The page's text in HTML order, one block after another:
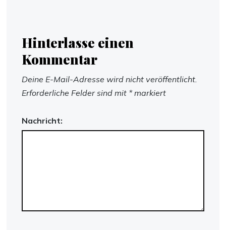
Hinterlasse einen
Kommentar
Deine E-Mail-Adresse wird nicht veröffentlicht.
Erforderliche Felder sind mit *markiert
Nachricht: